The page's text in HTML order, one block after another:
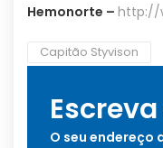
Hemonorte – http://
Capitão Styvison
O seu endereço